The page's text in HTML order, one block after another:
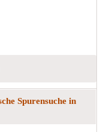
Spurensuche in